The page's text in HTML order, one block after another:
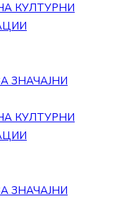
КУЛТУРНИ
ЗНАЧАЈНИ
КУЛТУРНИ
ЗНАЧАЈНИ